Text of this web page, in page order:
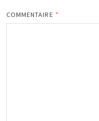
COMMENTAIRE *